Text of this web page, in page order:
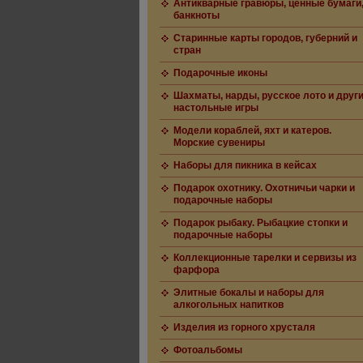
Антикварные гравюры, ценные бумаги,
банкноты
Старинные карты городов, губерний и
стран
Подарочные иконы
Шахматы, нарды, русское лото и
настольные игры
Модели кораблей, яхт и катеров.
Морские сувениры
Наборы для пикника в кейсах
Подарок охотнику. Охотничьи чарки и
подарочные наборы
Подарок рыбаку. Рыбацкие стопки и
подарочные наборы
Коллекционные тарелки и сервизы из
фарфора
Элитные бокалы и наборы для
алкогольных напитков
Изделия из горного хрусталя
Фотоальбомы